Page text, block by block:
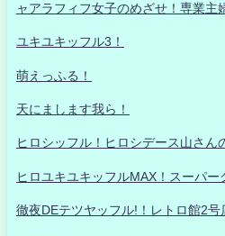
ャアラフィフ女子のめざせ！専業主
ユキユキッフル3！
萌えっふる！
天にまします我ら！
ヒロシッフル！ヒロシデース山さん
ヒロユキユキッフルMAX！スーパー
徹夜DEテツヤッフル!！レトロ館2号